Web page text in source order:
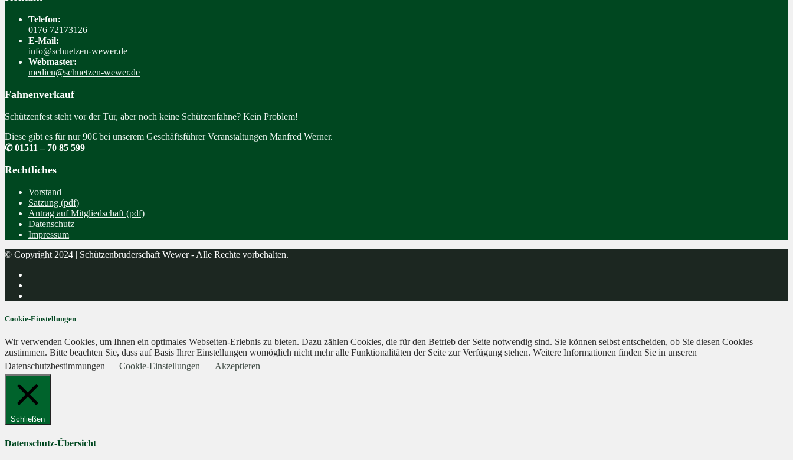
Telefon:
0176 72173126
E-Mail:
info@schuetzen-wewer.de
Webmaster:
medien@schuetzen-wewer.de
Fahnenverkauf
Schützenfest steht vor der Tür, aber noch keine Schützenfahne? Kein Problem!
Diese gibt es für nur 90€ bei unserem Geschäftsführer Veranstaltungen Manfred Werner.
✆ 01511 – 70 85 599
Rechtliches
Vorstand
Satzung (pdf)
Antrag auf Mitgliedschaft (pdf)
Datenschutz
Impressum
© Copyright 2024 | Schützenbruderschaft Wewer - Alle Rechte vorbehalten.
Cookie-Einstellungen
Wir verwenden Cookies, um Ihnen ein optimales Webseiten-Erlebnis zu bieten. Dazu zählen Cookies, die für den Betrieb der Seite notwendig sind. Sie können selbst entscheiden, ob Sie diesen Cookies
zustimmen. Bitte beachten Sie, dass auf Basis Ihrer Einstellungen womöglich nicht mehr alle Funktionalitäten der Seite zur Verfügung stehen. Weitere Informationen finden Sie in unseren
Datenschutzbestimmungen
Cookie-Einstellungen Akzeptieren
Schließen
Datenschutz-Übersicht